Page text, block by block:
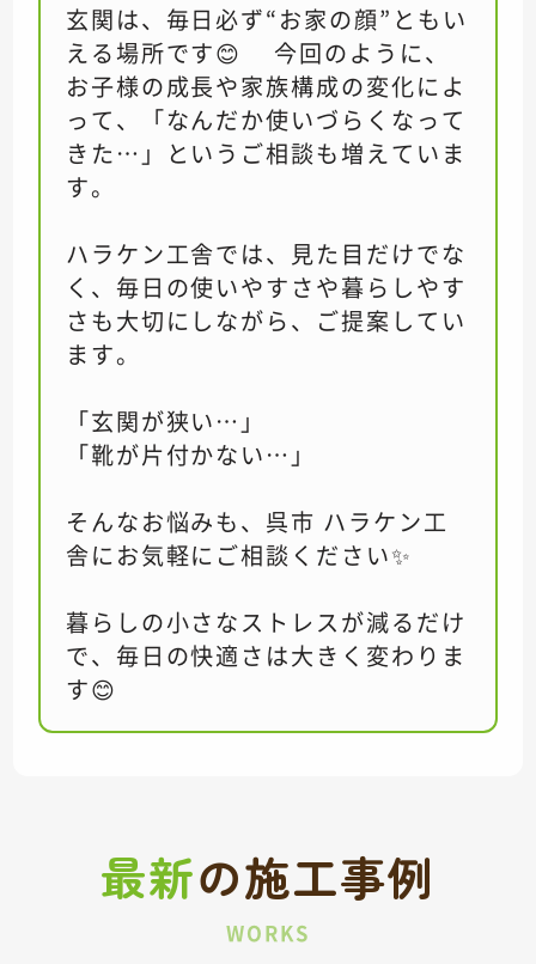
玄関は、毎日必ず“お家の顔”ともい
える場所です😊 今回のように、
お子様の成長や家族構成の変化によ
って、「なんだか使いづらくなって
きた…」というご相談も増えていま
す。
ハラケン工舎では、見た目だけでな
く、毎日の使いやすさや暮らしやす
さも大切にしながら、ご提案してい
ます。
「玄関が狭い…」
「靴が片付かない…」
そんなお悩みも、呉市 ハラケン工
舎にお気軽にご相談ください✨
暮らしの小さなストレスが減るだけ
で、毎日の快適さは大きく変わりま
す😊
最新の施工事例
WORKS